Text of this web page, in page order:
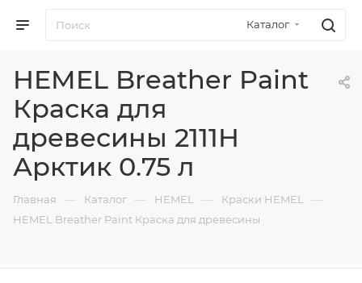
Каталог
HEMEL Breather Paint
Краска для
древесины 2111H
Арктик 0.75 л
Главная — Каталог — HEMEL — Краски HEMEL —
HEMEL Breather Paint Краска для древесины